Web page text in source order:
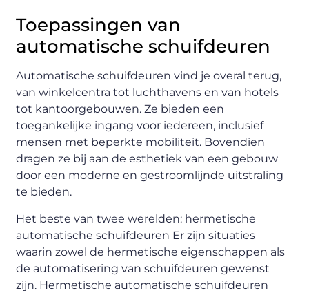
Toepassingen van
automatische schuifdeuren
Automatische schuifdeuren vind je overal terug,
van winkelcentra tot luchthavens en van hotels
tot kantoorgebouwen. Ze bieden een
toegankelijke ingang voor iedereen, inclusief
mensen met beperkte mobiliteit. Bovendien
dragen ze bij aan de esthetiek van een gebouw
door een moderne en gestroomlijnde uitstraling
te bieden.
Het beste van twee werelden: hermetische
automatische schuifdeuren Er zijn situaties
waarin zowel de hermetische eigenschappen als
de automatisering van schuifdeuren gewenst
zijn. Hermetische automatische schuifdeuren